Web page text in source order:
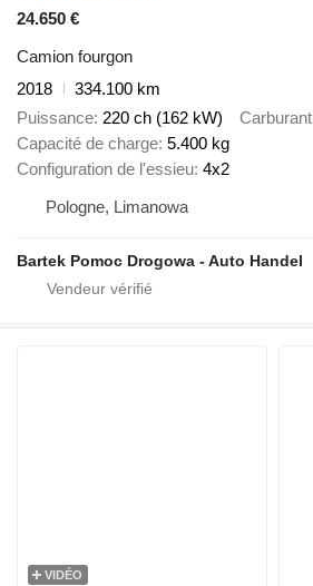
24.650 €
Camion fourgon
2018
334.100 km
Puissance 220 ch (162 kW) Carburant
Capacité de charge 5.400 kg
Configuration de l'essieu 4x2
Pologne, Limanowa
Bartek Pomoc Drogowa - Auto Handel
VIDÉO